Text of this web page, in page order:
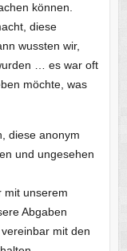
können.
diese
wussten wir,
… es war oft
möchte, was
diese anonym
und ungesehen
mit unserem
Abgaben
mit den